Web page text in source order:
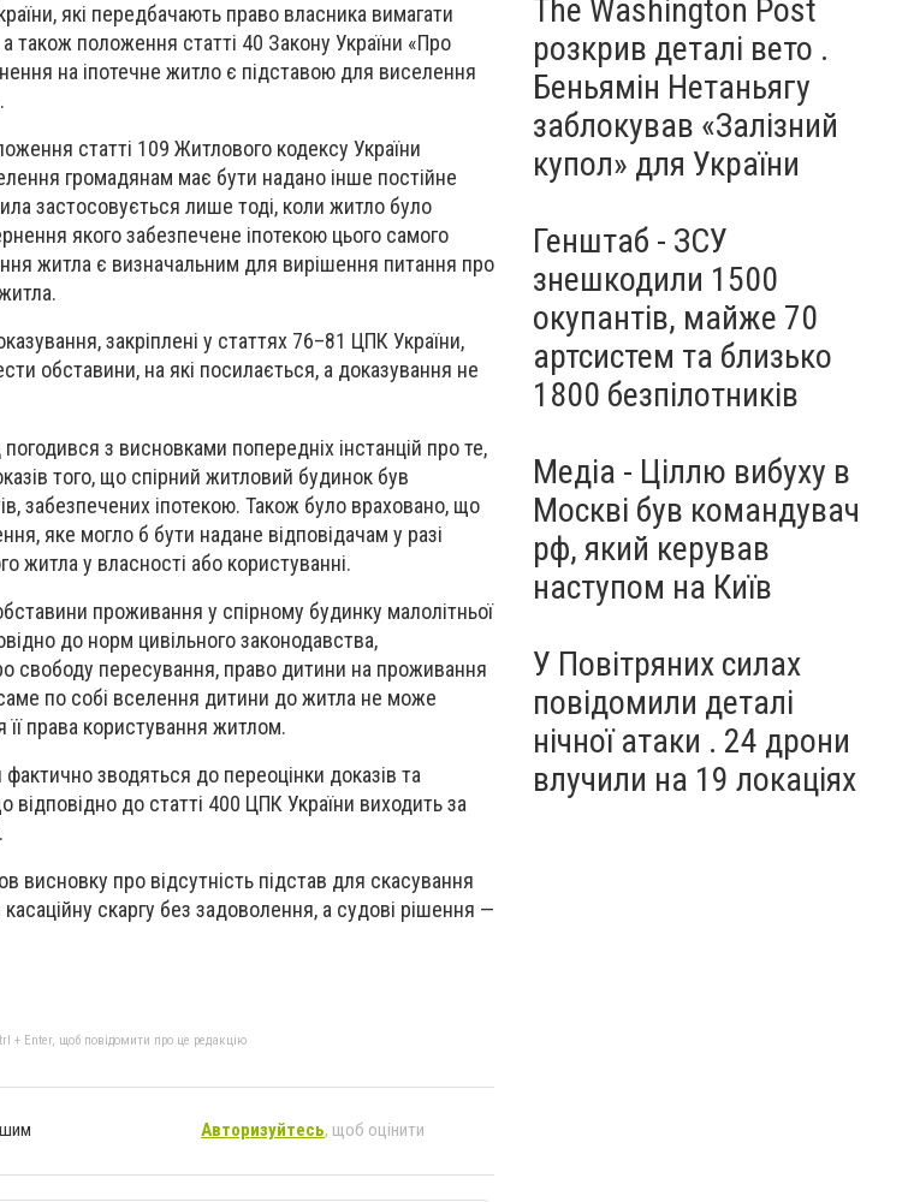
які передбачають право власника вимагати
також положення статті 40 Закону України «Про
на іпотечне житло є підставою для виселення
статті 109 Житлового кодексу України
громадянам має бути надано інше постійне
застосовується лише тоді, коли житло було
якого забезпечене іпотекою цього самого
житла є визначальним для вирішення питання про
закріплені у статтях 76–81 ЦПК України,
обставини, на які посилається, а доказування не
з висновками попередніх інстанцій про те,
того, що спірний житловий будинок був
забезпечених іпотекою. Також було враховано, що
яке могло б бути надане відповідачам у разі
житла у власності або користуванні.
проживання у спірному будинку малолітньої
до норм цивільного законодавства,
свободу пересування, право дитини на проживання
по собі вселення дитини до житла не може
права користування житлом.
зводяться до переоцінки доказів та
до статті 400 ЦПК України виходить за
про відсутність підстав для скасування
скаргу без задоволення, а судові рішення —
+ Enter, щоб повідомити про це редакцію
Авторизуйтесь, щоб оцінити
The Washington Post
розкрив деталі вето .
Беньямін Нетаньягу
заблокував «Залізний
купол» для України
Генштаб - ЗСУ
знешкодили 1500
окупантів, майже 70
артсистем та близько
1800 безпілотників
Медіа - Ціллю вибуху в
Москві був командувач
рф, який керував
наступом на Київ
У Повітряних силах
повідомили деталі
нічної атаки . 24 дрони
влучили на 19 локаціях